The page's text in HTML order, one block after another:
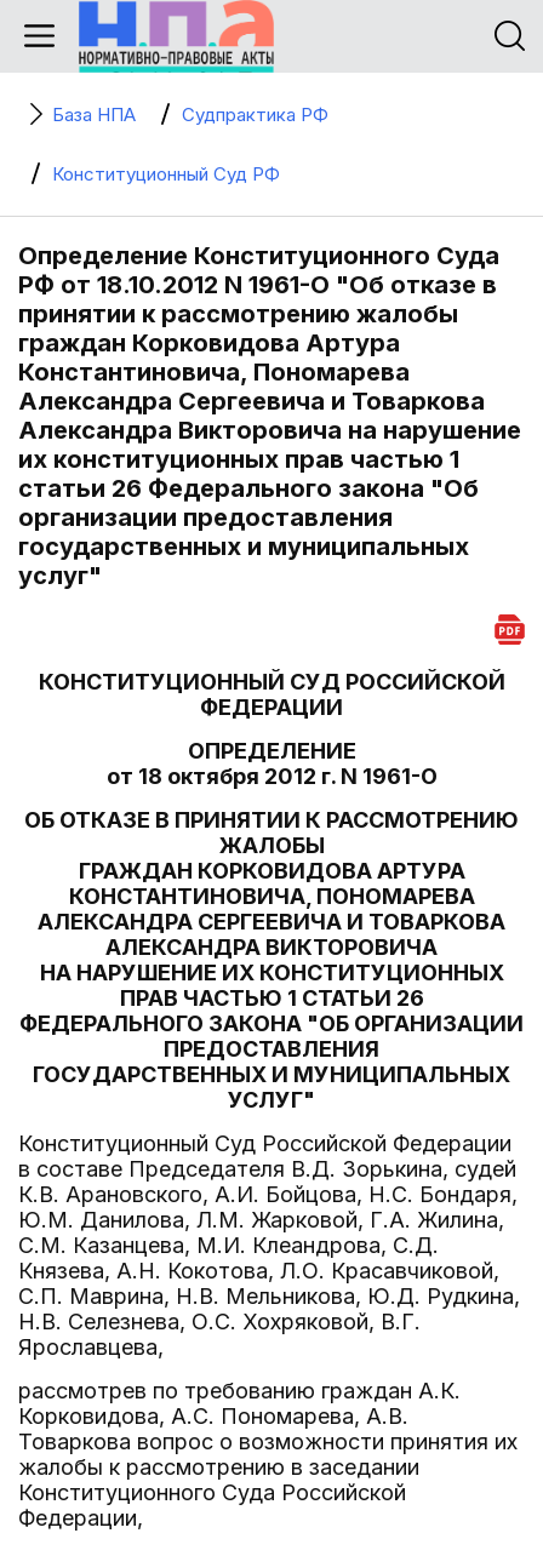
База НПА Судпрактика РФ
Конституционный Суд РФ
Определение Конституционного Суда
РФ от 18.10.2012 N 1961-О "Об отказе в
принятии к рассмотрению жалобы
граждан Корковидова Артура
Константиновича, Пономарева
Александра Сергеевича и Товаркова
Александра Викторовича на нарушение
их конституционных прав частью 1
статьи 26 Федерального закона "Об
организации предоставления
государственных и муниципальных
услуг"
КОНСТИТУЦИОННЫЙ СУД РОССИЙСКОЙ
ФЕДЕРАЦИИ
ОПРЕДЕЛЕНИЕ
от 18 октября 2012 г. N 1961-О
ОБ ОТКАЗЕ В ПРИНЯТИИ К РАССМОТРЕНИЮ
ЖАЛОБЫ
ГРАЖДАН КОРКОВИДОВА АРТУРА
КОНСТАНТИНОВИЧА, ПОНОМАРЕВА
АЛЕКСАНДРА СЕРГЕЕВИЧА И ТОВАРКОВА
АЛЕКСАНДРА ВИКТОРОВИЧА
НА НАРУШЕНИЕ ИХ КОНСТИТУЦИОННЫХ
ПРАВ ЧАСТЬЮ 1 СТАТЬИ 26
ФЕДЕРАЛЬНОГО ЗАКОНА "ОБ ОРГАНИЗАЦИИ
ПРЕДОСТАВЛЕНИЯ
ГОСУДАРСТВЕННЫХ И МУНИЦИПАЛЬНЫХ
УСЛУГ"
Конституционный Суд Российской Федерации
в составе Председателя В.Д. Зорькина, судей
К.В. Арановского, А.И. Бойцова, Н.С. Бондаря,
Ю.М. Данилова, Л.М. Жарковой, Г.А. Жилина,
С.М. Казанцева, М.И. Клеандрова, С.Д.
Князева, А.Н. Кокотова, Л.О. Красавчиковой,
С.П. Маврина, Н.В. Мельникова, Ю.Д. Рудкина,
Н.В. Селезнева, О.С. Хохряковой, В.Г.
Ярославцева,
рассмотрев по требованию граждан А.К.
Корковидова, А.С. Пономарева, А.В.
Товаркова вопрос о возможности принятия их
жалобы к рассмотрению в заседании
Конституционного Суда Российской
Федерации,